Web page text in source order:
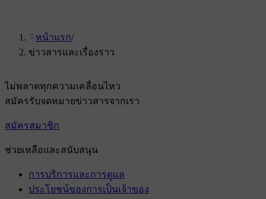
หน้าแรก/
ข่าวสารและเรื่องราว